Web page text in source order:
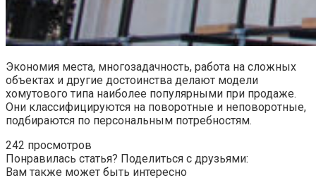
Экономия места, многозадачность, работа на сложных
объектах и другие достоинства делают модели
хомутового типа наиболее популярными при продаже.
Они классифицируются на поворотные и неповоротные,
подбираются по персональным потребностям.
242 просмотров
Понравилась статья? Поделиться с друзьями:
Вам также может быть интересно